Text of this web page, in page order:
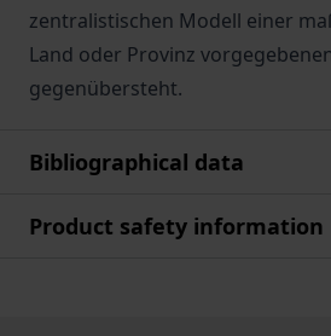
zentralistischen Modell einer
Land oder Provinz
gegenübersteht.
Bibliographical data
Product safety information